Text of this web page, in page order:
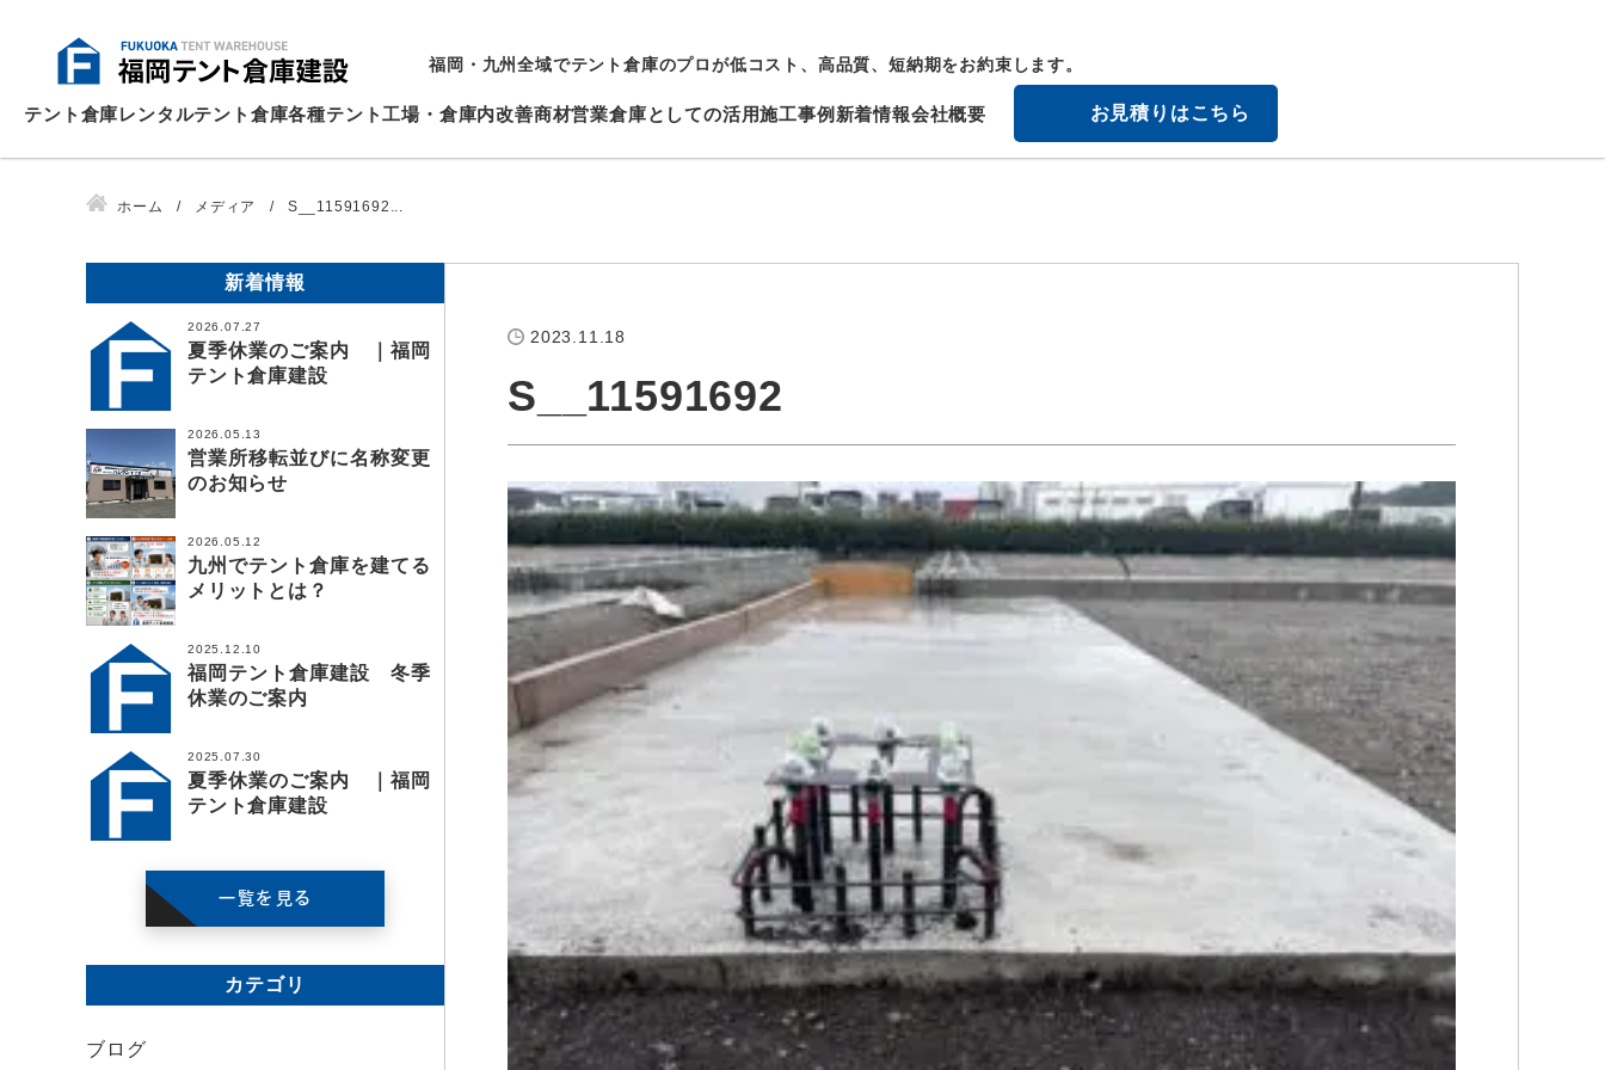
福岡・九州全域でテント倉庫のプロが低コスト、高品質、短納期をお約束します。
テント倉庫レンタルテント倉庫各種テント工場・倉庫内改善商材営業倉庫としての活用施工事例 新着情報会社概要 お見積りはこちら
ホーム メディア S__11591692...
2023.11.18
S__11591692
新着情報
2026.07.27
夏季休業のご案内 ｜福岡
テント倉庫建設
2026.05.13
営業所移転並びに名称変更
のお知らせ
2026.05.12
九州でテント倉庫を建てる
メリットとは？
2025.12.10
福岡テント倉庫建設 冬季
休業のご案内
2025.07.30
夏季休業のご案内 ｜福岡
テント倉庫建設
一覧を見る
カテゴリ
ブログ